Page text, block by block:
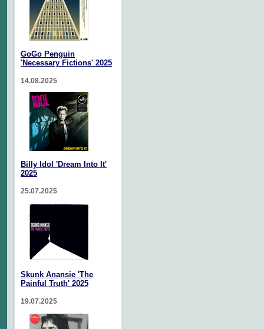
GoGo Penguin
'Necessary Fictions' 2025
14.08.2025
Billy Idol 'Dream Into It'
2025
25.07.2025
Skunk Anansie 'The
Painful Truth' 2025
19.07.2025